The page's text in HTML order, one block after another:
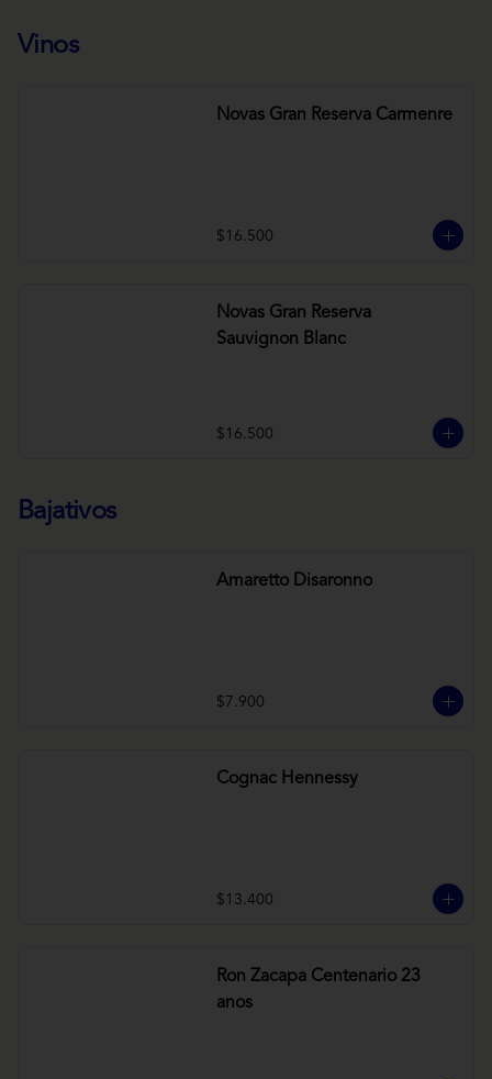
Vinos
Novas Gran Reserva Carmenre
$16.500
Novas Gran Reserva
Sauvignon Blanc
$16.500
Bajativos
Amaretto Disaronno
$7.900
Cognac Hennessy
$13.400
Ron Zacapa Centenario 23
anos